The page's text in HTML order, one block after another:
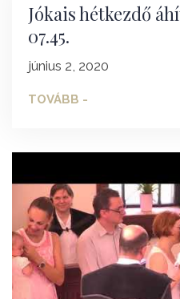
Jókais hétkezdő
07.45.
június 2, 2020
TOVÁBB -